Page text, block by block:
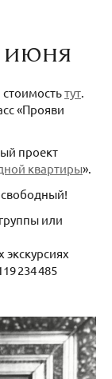
июня
тут
«Прояви
проект
квартиры».
свободный!
или
234 485